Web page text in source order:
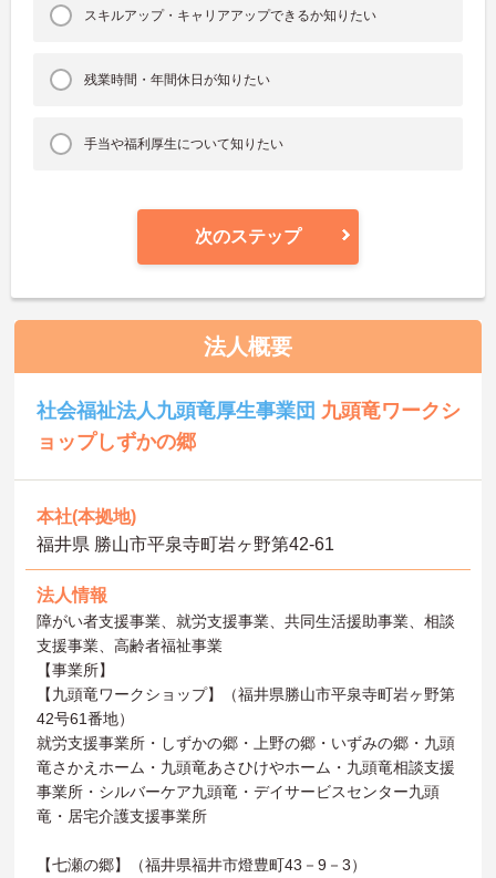
スキルアップ・キャリアアップできるか知りたい
残業時間・年間休日が知りたい
手当や福利厚生について知りたい
次のステップ
法人概要
社会福祉法人九頭竜厚生事業団 九頭竜ワークシ
ョップしずかの郷
本社(本拠地)
福井県 勝山市平泉寺町岩ヶ野第42‐61
法人情報
障がい者支援事業、就労支援事業、共同生活援助事業、相談
支援事業、高齢者福祉事業
【事業所】
【九頭竜ワークショップ】（福井県勝山市平泉寺町岩ヶ野第
42号61番地）
就労支援事業所・しずかの郷・上野の郷・いずみの郷・九頭
竜さかえホーム・九頭竜あさひけやホーム・九頭竜相談支援
事業所・シルバーケア九頭竜・デイサービスセンター九頭
竜・居宅介護支援事業所
【七瀬の郷】（福井県福井市燈豊町43－9－3）